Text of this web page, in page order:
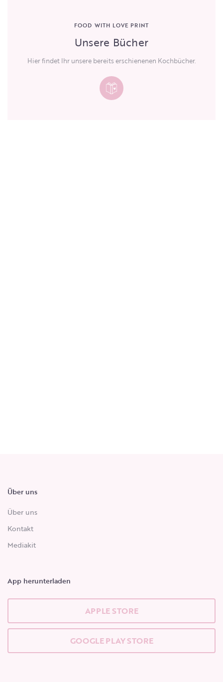
FOOD WITH LOVE PRINT
Unsere Bücher
Hier findet Ihr unsere bereits erschienenen Kochbücher.
Über uns
Über uns
Kontakt
Mediakit
App herunterladen
APPLE STORE
GOOGLE PLAY STORE